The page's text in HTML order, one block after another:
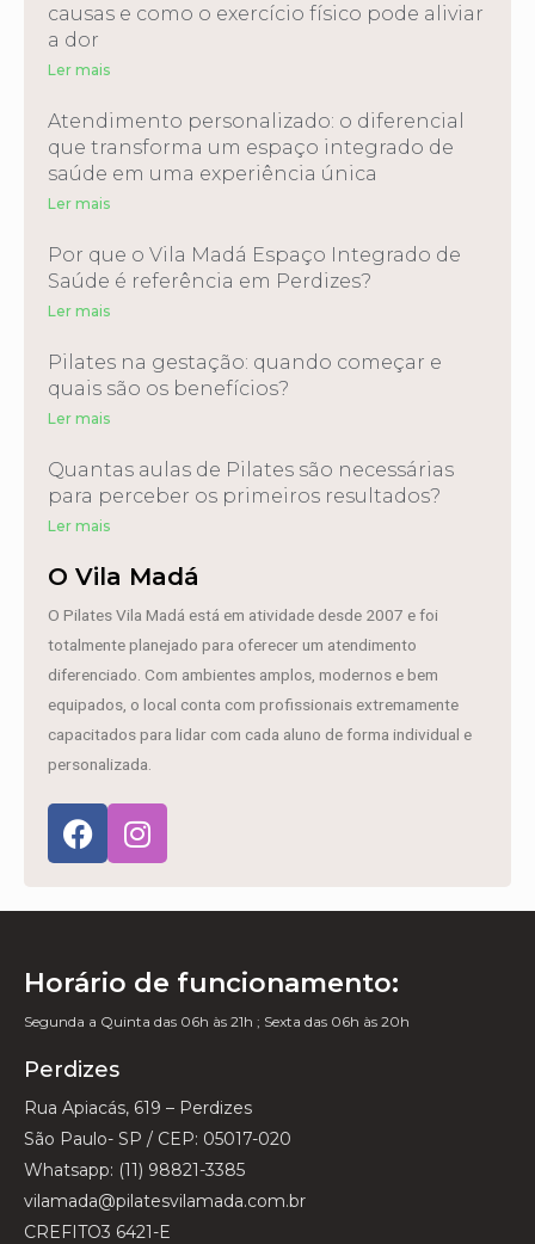
causas e como o exercício físico pode aliviar
a dor
Ler mais
Atendimento personalizado: o diferencial
que transforma um espaço integrado de
saúde em uma experiência única
Ler mais
Por que o Vila Madá Espaço Integrado de
Saúde é referência em Perdizes?
Ler mais
Pilates na gestação: quando começar e
quais são os benefícios?
Ler mais
Quantas aulas de Pilates são necessárias
para perceber os primeiros resultados?
Ler mais
O Vila Madá
O Pilates Vila Madá está em atividade desde 2007 e foi
totalmente planejado para oferecer um atendimento
diferenciado. Com ambientes amplos, modernos e bem
equipados, o local conta com profissionais extremamente
capacitados para lidar com cada aluno de forma individual e
personalizada.
Horário de funcionamento:
Segunda a Quinta das 06h às 21h ; Sexta das 06h às 20h
Perdizes
Rua Apiacás, 619 – Perdizes
São Paulo- SP / CEP: 05017-020
Whatsapp: (11) 98821-3385
vilamada@pilatesvilamada.com.br
CREFITO3 6421-E